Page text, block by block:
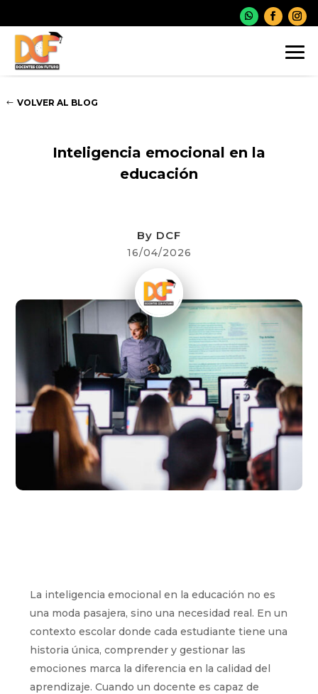
VOLVER AL BLOG
Inteligencia emocional en la
educación
By DCF
16/04/2026
La inteligencia emocional en la educación no es
una moda pasajera, sino una necesidad real. En un
contexto escolar donde cada estudiante tiene una
historia única, comprender y gestionar las
emociones marca la diferencia en la calidad del
aprendizaje. Cuando un docente es capaz de